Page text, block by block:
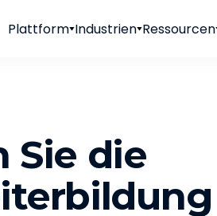
Plattform Industrien Ressourcen
Sie die